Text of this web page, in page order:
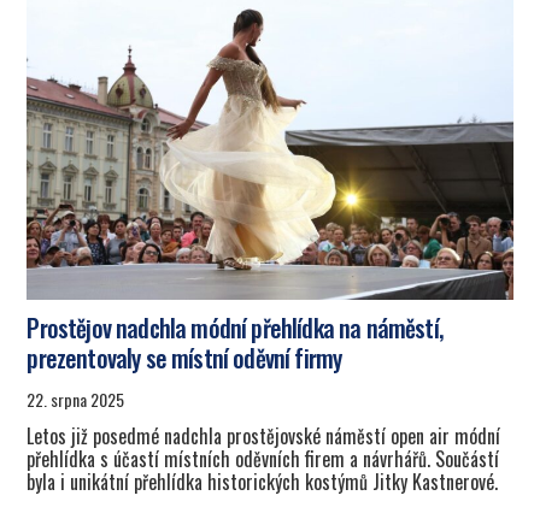
Prostějov nadchla módní přehlídka na náměstí,
prezentovaly se místní oděvní firmy
22. srpna 2025
Letos již posedmé nadchla prostějovské náměstí open air módní
přehlídka s účastí místních oděvních firem a návrhářů. Součástí
byla i unikátní přehlídka historických kostýmů Jitky Kastnerové.